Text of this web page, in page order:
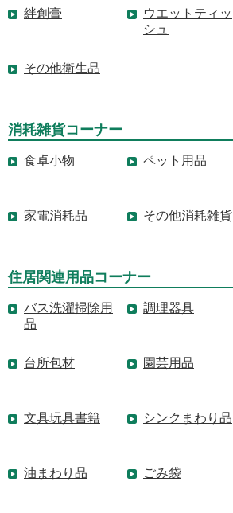
絆創膏
ウエットティッ
シュ
その他衛生品
消耗雑貨コーナー
食卓小物 ペット用品
家電消耗品 その他消耗雑貨
住居関連用品コーナー
バス洗濯掃除用
品
調理器具
台所包材 園芸用品
文具玩具書籍 シンクまわり品
油まわり品 ごみ袋